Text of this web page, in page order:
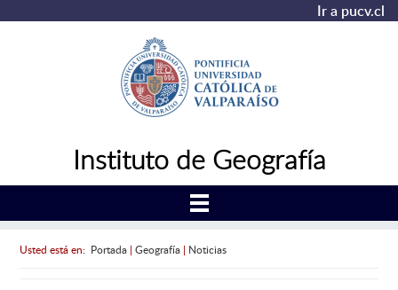
Ir a pucv.cl
Instituto de Geografía
Usted está en: Portada| Geografía| Noticias